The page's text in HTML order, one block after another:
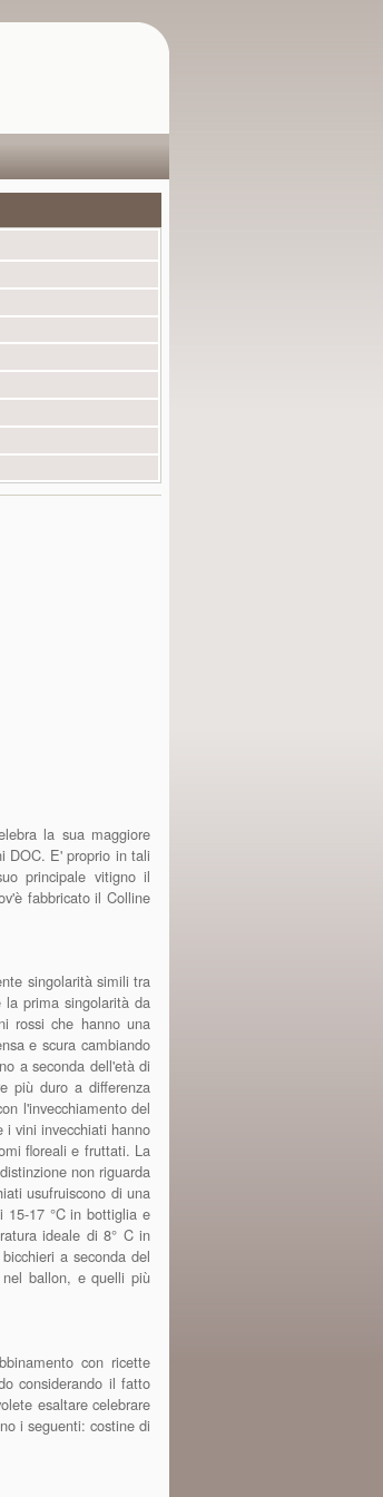
la sua maggiore
DOC. E' proprio in tali
principale vitigno il
fabbricato il Colline
singolarità simili tra
la prima singolarità da
rossi che hanno una
e scura cambiando
a seconda dell'età di
più duro a differenza
l'invecchiamento del
i vini invecchiati hanno
floreali e fruttati. La
non riguarda
usufruiscono di una
15-17 °C in bottiglia e
ideale di 8° C in
a seconda del
ballon, e quelli più
con ricette
considerando il fatto
esaltare celebrare
i seguenti: costine di